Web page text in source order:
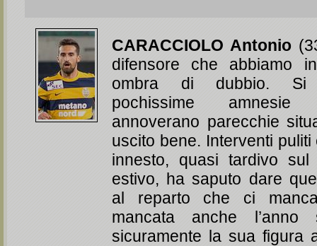
CARACCIOLO Antonio
difensore che abbiamo
ombra di dubbio. Si
pochissime
annoverano parecchie
uscito bene. Interventi
innesto, quasi tardivo sul
estivo, ha saputo dare
al reparto che ci
mancata anche l’anno
sicuramente la sua figura